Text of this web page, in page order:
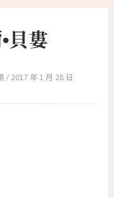
貝婁
2017 年 1 月 28 日